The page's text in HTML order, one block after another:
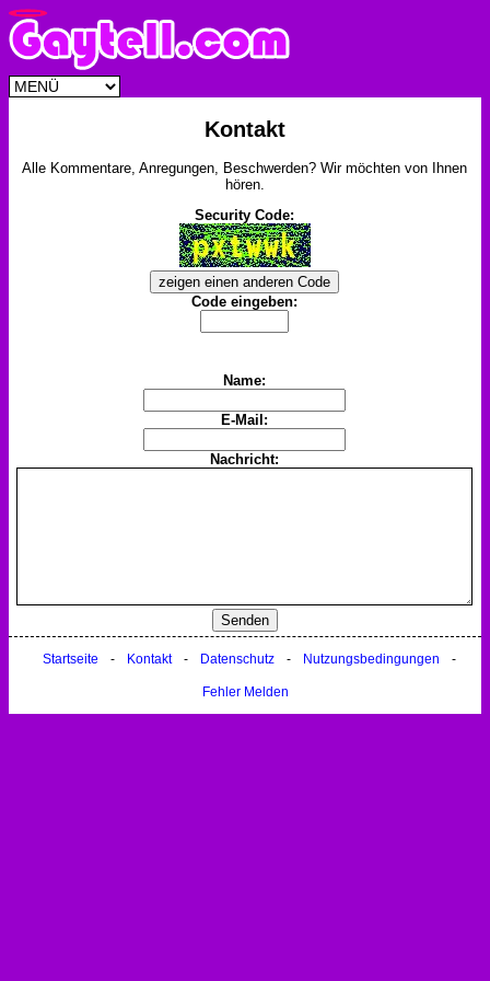
Kontakt
Alle Kommentare, Anregungen, Beschwerden? Wir möchten von Ihnen
hören.
Security Code:
Code eingeben:
Name:
E-Mail:
Nachricht:
Startseite - Kontakt - Datenschutz - Nutzungsbedingungen -
Fehler Melden